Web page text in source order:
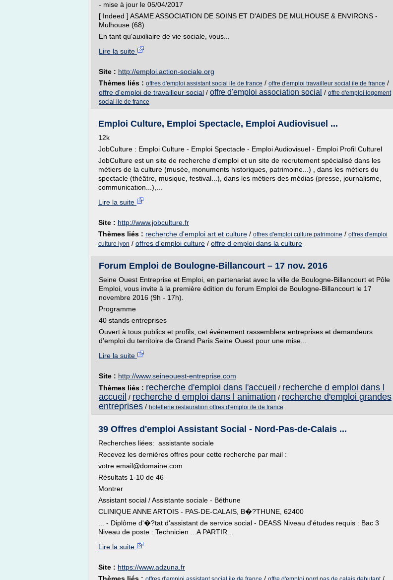
- mise à jour le 05/04/2017
[ Indeed ] ASAME ASSOCIATION DE SOINS ET D'AIDES DE MULHOUSE & ENVIRONS -
Mulhouse (68)
En tant qu'auxiliaire de vie sociale, vous...
Lire la suite
Site : http://emploi.action-sociale.org
Thèmes liés : offres d'emploi assistant social ile de france / offre d'emploi travailleur social ile de france /
offre d'emploi de travailleur social / offre d'emploi association social / offre d'emploi logement
social ile de france
Emploi Culture, Emploi Spectacle, Emploi Audiovisuel ...
12k
JobCulture : Emploi Culture - Emploi Spectacle - Emploi Audiovisuel - Emploi Profil Culturel
JobCulture est un site de recherche d'emploi et un site de recrutement spécialisé dans les
métiers de la culture (musée, monuments historiques, patrimoine...) , dans les métiers du
spectacle (théâtre, musique, festival...), dans les métiers des médias (presse, journalisme,
communication...),...
Lire la suite
Site : http://www.jobculture.fr
Thèmes liés : recherche d'emploi art et culture / offres d'emploi culture patrimoine / offres d'emploi
culture lyon / offres d'emploi culture / offre d emploi dans la culture
Forum Emploi de Boulogne-Billancourt – 17 nov. 2016
Seine Ouest Entreprise et Emploi, en partenariat avec la ville de Boulogne-Billancourt et Pôle
Emploi, vous invite à la première édition du forum Emploi de Boulogne-Billancourt le 17
novembre 2016 (9h - 17h).
Programme
40 stands entreprises
Ouvert à tous publics et profils, cet événement rassemblera entreprises et demandeurs
d'emploi du territoire de Grand Paris Seine Ouest pour une mise...
Lire la suite
Site : http://www.seineouest-entreprise.com
Thèmes liés : recherche d'emploi dans l'accueil / recherche d emploi dans l
accueil / recherche d emploi dans l animation / recherche d'emploi grandes
entreprises / hotellerie restauration offres d'emploi ile de france
39 Offres d'emploi Assistant Social - Nord-Pas-de-Calais ...
Recherches liées: assistante sociale
Recevez les dernières offres pour cette recherche par mail :
votre.email@domaine.com
Résultats 1-10 de 46
Montrer
Assistant social / Assistante sociale - Béthune
CLINIQUE ANNE ARTOIS - PAS-DE-CALAIS, B�?THUNE, 62400
... - Diplôme d'�?tat d'assistant de service social - DEASS Niveau d'études requis : Bac 3
Niveau de poste : Technicien ...A PARTIR...
Lire la suite
Site : https://www.adzuna.fr